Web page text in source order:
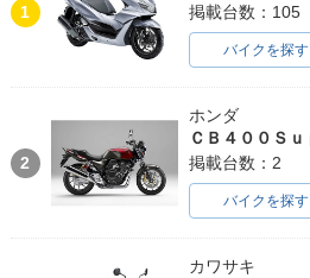
1
掲載台数：105
バイクを探す
2
ホンダ
掲載台数：2
バイクを探す
カワサキ